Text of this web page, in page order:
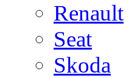
Renault
Seat
Skoda